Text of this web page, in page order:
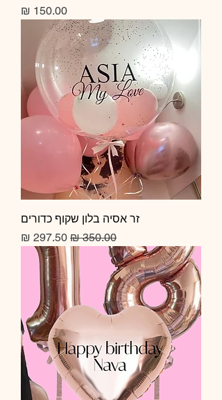
מחיר
זר אסיה בלון שקוף כדורים
מחיר רגיל מחיר מבצע